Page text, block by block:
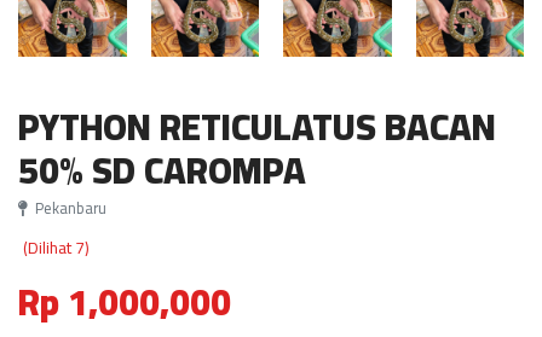
PYTHON RETICULATUS BACAN
50% SD CAROMPA
Pekanbaru
(Dilihat 7)
Rp 1,000,000